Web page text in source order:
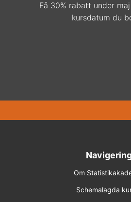
Få 30% rabatt under
kursdatum du
Om
Schemalagda